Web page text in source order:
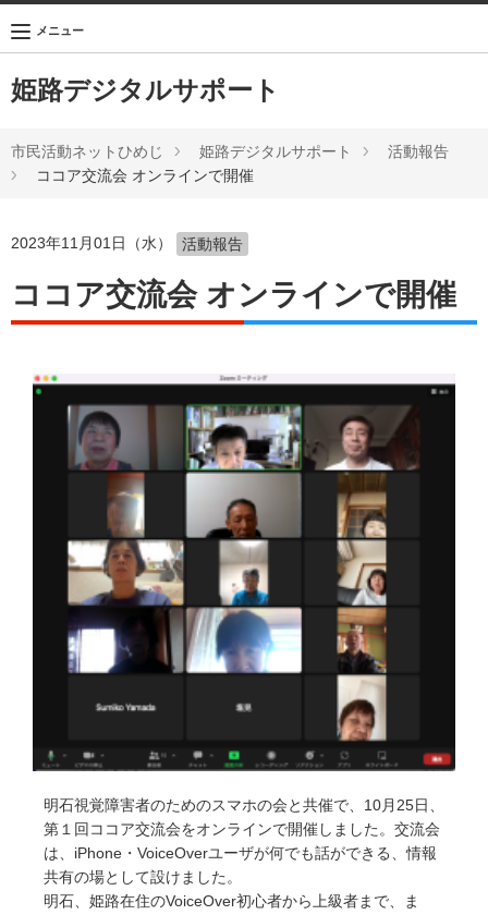
姫路デジタルサポート
メニュー
市民活動ネットひめじ 姫路デジタルサポート
活動報告
ココア交流会 オンラインで開催
2023年11月01日（水） 活動報告
ココア交流会 オンラインで開催
明石視覚障害者のためのスマホの会と共催で、10月25日、
第１回ココア交流会をオンラインで開催しました。交流会
は、iPhone・VoiceOverユーザが何でも話ができる、情報
共有の場として設けました。
明石、姫路在住のVoiceOver初心者から上級者まで、ま